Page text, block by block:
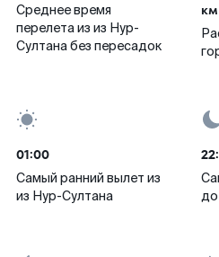
Среднее время
перелета из из Нур-
Султана без пересадок
км
01:00
Самый ранний вылет из
из Нур-Султана